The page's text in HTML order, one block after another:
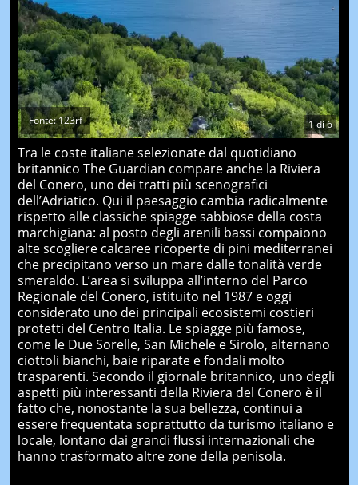
1di6
Fonte: 123rf
Tra le coste italiane selezionate dal quotidiano
britannico The Guardian compare anche la Riviera
del Conero, uno dei tratti più scenografici
dell’Adriatico. Qui il paesaggio cambia radicalmente
rispetto alle classiche spiagge sabbiose della costa
marchigiana: al posto degli arenili bassi compaiono
alte scogliere calcaree ricoperte di pini mediterranei
che precipitano verso un mare dalle tonalità verde
smeraldo. L’area si sviluppa all’interno del Parco
Regionale del Conero, istituito nel 1987 e oggi
considerato uno dei principali ecosistemi costieri
protetti del Centro Italia. Le spiagge più famose,
come le Due Sorelle, San Michele e Sirolo, alternano
ciottoli bianchi, baie riparate e fondali molto
trasparenti. Secondo il giornale britannico, uno degli
aspetti più interessanti della Riviera del Conero è il
fatto che, nonostante la sua bellezza, continui a
essere frequentata soprattutto da turismo italiano e
locale, lontano dai grandi flussi internazionali che
hanno trasformato altre zone della penisola.